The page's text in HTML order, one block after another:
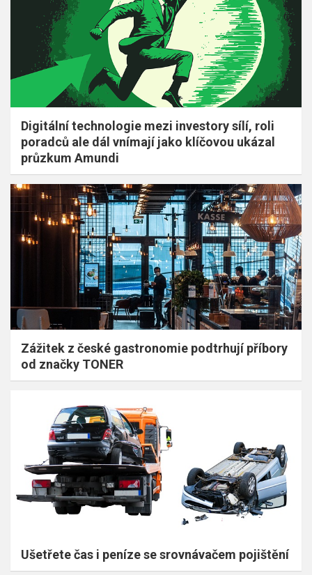
Digitální technologie mezi investory sílí, roli
poradců ale dál vnímají jako klíčovou ukázal
průzkum Amundi
Zážitek z české gastronomie podtrhují příbory
od značky TONER
Ušetřete čas i peníze se srovnávačem pojištění